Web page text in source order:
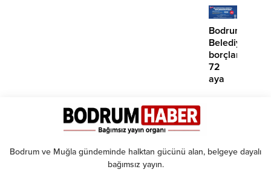
atma
çabamız
yok’
Bodrum
borçlara
72
aya
Bodrum ve Muğla gündeminde halktan gücünü alan, belgeye dayalı
bağımsız yayın.